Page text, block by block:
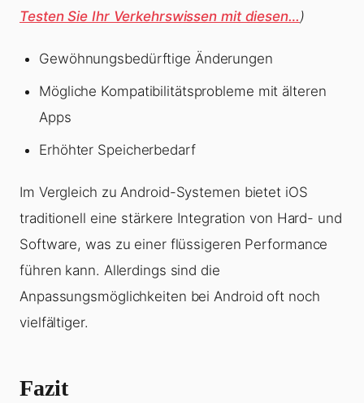
Testen Sie Ihr Verkehrswissen mit diesen…)
Gewöhnungsbedürftige Änderungen
Mögliche Kompatibilitätsprobleme mit älteren
Apps
Erhöhter Speicherbedarf
Im Vergleich zu Android-Systemen bietet iOS
traditionell eine stärkere Integration von Hard- und
Software, was zu einer flüssigeren Performance
führen kann. Allerdings sind die
Anpassungsmöglichkeiten bei Android oft noch
vielfältiger.
Fazit